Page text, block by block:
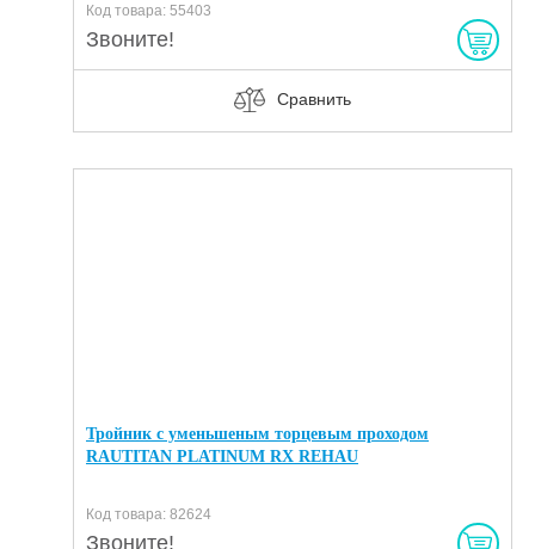
Код товара: 55403
Звоните!
Сравнить
Тройник с уменьшеным торцевым проходом
RAUTITAN PLATINUM RX REHAU
Код товара: 82624
Звоните!